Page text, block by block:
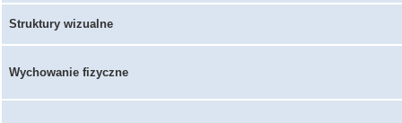
Struktury wizualne
Wychowanie fizyczne